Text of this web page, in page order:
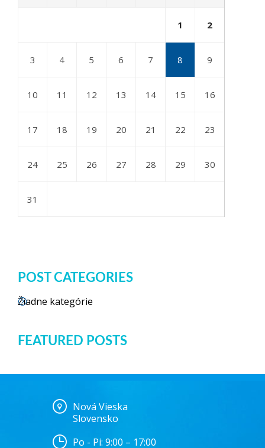
1 2
3 4 5 6 7 8 9
10 11 12 13 14 15 16
17 18 19 20 21 22 23
24 25 26 27 28 29 30
31
POST CATEGORIES
Žiadne kategórie
FEATURED POSTS
Nová Vieska
Slovensko
Po - Pi: 9:00 – 17:00